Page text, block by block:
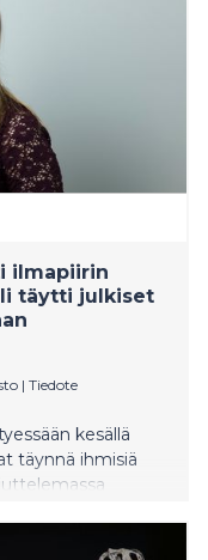
ilmapiirin
täytti julkiset
| Tiedote
kesällä
täynnä ihmisiä